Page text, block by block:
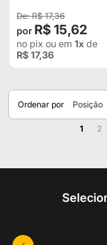
Nissan Frontier Troller
R$ 17,36
R$ 15,62
no pix ou em 1x de
R$ 17,36
Ordenar por
Posição
Página
Você
1 2